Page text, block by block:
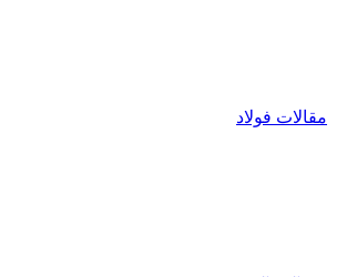
مقالات فولاد